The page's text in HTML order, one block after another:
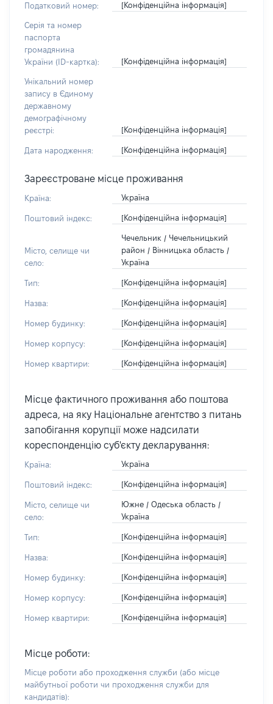
Податковий номер: [Конфіденційна інформація]
Серія та номер
паспорта
громадянина
України (ID-картка):
[Конфіденційна інформація]
Унікальний номер
запису в Єдиному
державному
демографічному
реєстрі:
[Конфіденційна інформація]
Дата народження: [Конфіденційна інформація]
Зареєстроване місце проживання
Країна: Україна
Поштовий індекс: [Конфіденційна інформація]
Місто, селище чи
село:
Чечельник / Чечельницький
район / Вінницька область /
Україна
Тип: [Конфіденційна інформація]
Назва: [Конфіденційна інформація]
Номер будинку: [Конфіденційна інформація]
Номер корпусу: [Конфіденційна інформація]
Номер квартири: [Конфіденційна інформація]
Місце фактичного проживання або поштова
адреса, на яку Національне агентство з питань
запобігання корупції може надсилати
кореспонденцію суб'єкту декларування:
Країна: Україна
Поштовий індекс: [Конфіденційна інформація]
Місто, селище чи
село:
Южне / Одеська область /
Україна
Тип: [Конфіденційна інформація]
Назва: [Конфіденційна інформація]
Номер будинку: [Конфіденційна інформація]
Номер корпусу: [Конфіденційна інформація]
Номер квартири: [Конфіденційна інформація]
Місце роботи:
Місце роботи або проходження служби (або місце
майбутньої роботи чи проходження служби для
кандидатів):